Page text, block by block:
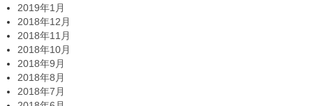
2019年1月
2018年12月
2018年11月
2018年10月
2018年9月
2018年8月
2018年7月